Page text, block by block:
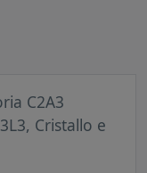
C2A3
Cristallo e